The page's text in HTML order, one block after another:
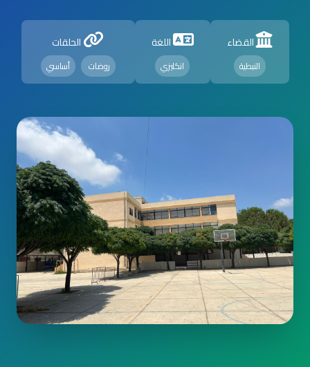
القضاء
النبطية
اللغة
انكليزي
الحلقات
روضات أساسي